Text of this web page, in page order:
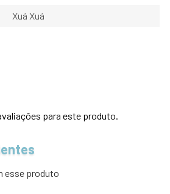
Xuá Xuá
para este produto.
esse produto